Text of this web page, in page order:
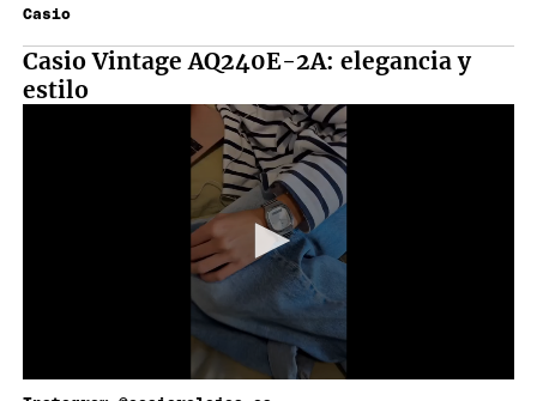
Casio
Casio Vintage AQ240E-2A: elegancia y
estilo